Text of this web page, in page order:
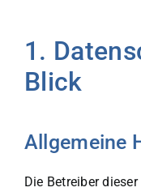
1.
Blick
Allgemeine
Die Betreiber